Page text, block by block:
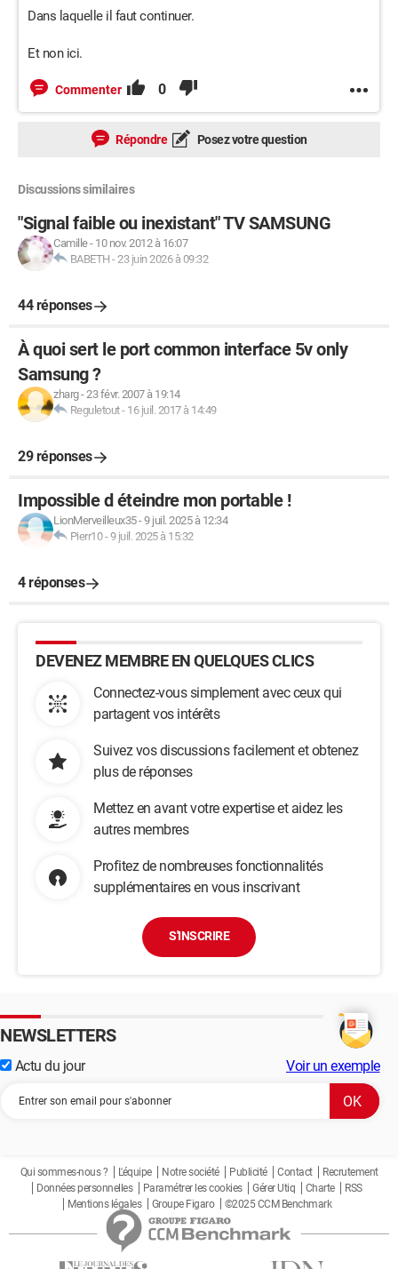
Dans laquelle il faut continuer.
Et non ici.
Commenter 0
Répondre Posez votre question
Discussions similaires
"Signal faible ou inexistant" TV SAMSUNG
Camille- 10 nov. 2012 à 16:07
BABETH -23 juin 2026 à 09:32
44 réponses
À quoi sert le port common interface 5v only
Samsung ?
zharg-23 févr. 2007 à 19:14
Reguletout- 16 juil. 2017 à 14:49
29 réponses
Impossible d éteindre mon portable !
LionMerveilleux35-9 juil. 2025 à 12:34
Pierr10-9 juil. 2025 à 15:32
4 réponses
DEVENEZ MEMBRE EN QUELQUES CLICS
Connectez-vous simplement avec ceux qui
partagent vos intérêts
Suivez vos discussions facilement et obtenez
plus de réponses
Mettez en avant votre expertise et aidez les
autres membres
Profitez de nombreuses fonctionnalités
supplémentaires en vous inscrivant
S'INSCRIRE
NEWSLETTERS
Actu du jour Voir un exemple
Qui sommes-nous ? L'équipe Notre société Publicité Contact
Recrutement
Données personnelles
Paramétrer les cookies Gérer Utiq Charte
RSS
Mentions légales
Groupe Figaro ©2025 CCM Benchmark